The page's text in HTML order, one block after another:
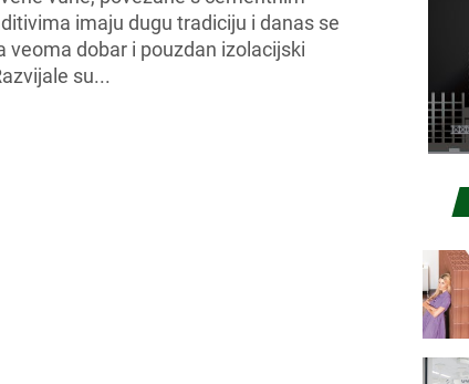
imaju dugu tradiciju i danas se
veoma dobar i pouzdan izolacijski
su...